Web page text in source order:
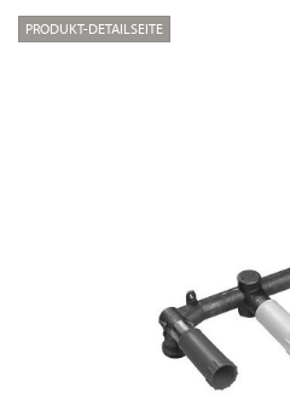
PRODUKT-DETAILSEITE